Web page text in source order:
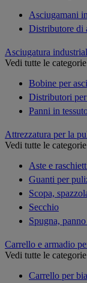
Asciugamani
Distributore di
Asciugatura
Vedi tutte le categorie
Bobine per
Distributori
Panni in
Attrezzatura per la
Vedi tutte le categorie
Aste e
Guanti per
Scopa,
Secchio
Spugna,
Carrello e armadio
Vedi tutte le categorie
Carrello per